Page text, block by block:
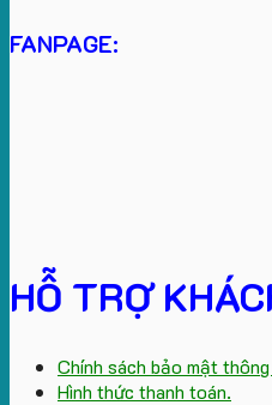
FANPAGE:
HỖ TRỢ
Chính sách bảo mật
Hình thức thanh toán.